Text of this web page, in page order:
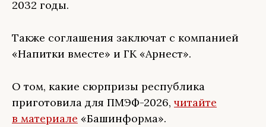
2032 годы.
Также соглашения заключат с компанией
«Напитки вместе» и ГК «Арнест».
О том, какие сюрпризы республика
приготовила для ПМЭФ-2026, читайте
в материале «Башинформа».